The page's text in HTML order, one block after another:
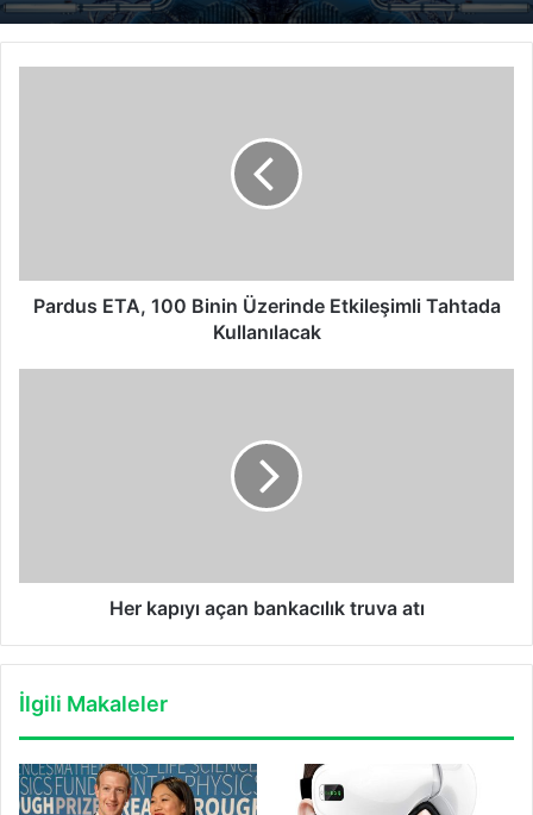
Pardus ETA, 100 Binin Üzerinde Etkileşimli Tahtada
Kullanılacak
Her kapıyı açan bankacılık truva atı
İlgili Makaleler